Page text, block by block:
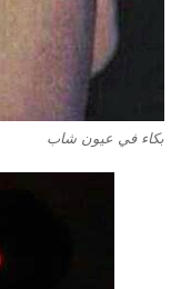
بكاء في عيون شاب